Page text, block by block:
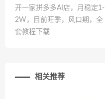
开一家拼多多AI店，月稳定1-
2W，目前旺季，风口期，全
套教程下载
相关推荐